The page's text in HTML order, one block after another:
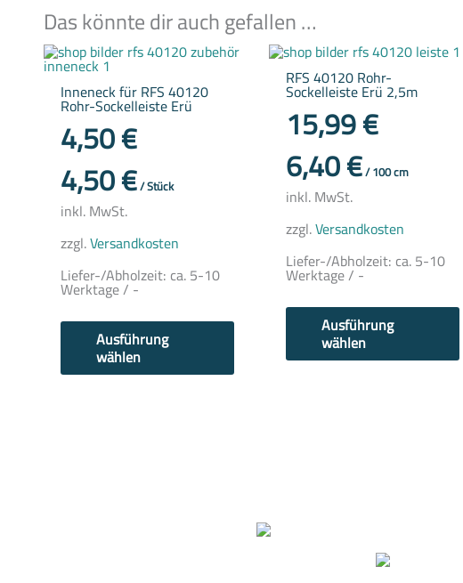
Das könnte dir auch gefallen …
Inneneck für RFS 40120
Rohr-Sockelleiste Erü
4,50€
4,50€/Stück
inkl. MwSt.
zzgl.Versandkosten
Liefer-/Abholzeit: ca. 5-10
Werktage / -
Ausführung
wählen
Dieses
Produkt
Produktseite
RFS 40120 Rohr-
Sockelleiste Erü 2,5m
15,99€
6,40€/100cm
inkl. MwSt.
zzgl.Versandkosten
Liefer-/Abholzeit: ca. 5-10
Werktage / -
Ausführung
wählen